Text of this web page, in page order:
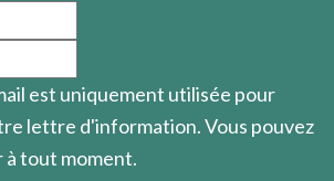
est uniquement utilisée pour
lettre d'information. Vous pouvez
à tout moment.